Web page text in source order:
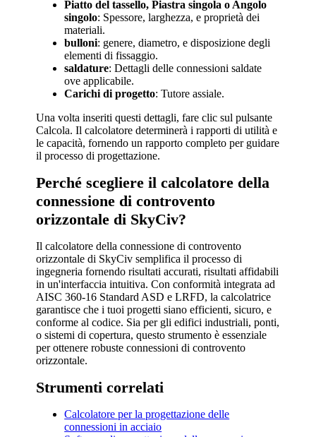
Piatto del tassello, Piastra singola o Angolo
singolo: Spessore, larghezza, e proprietà dei
materiali.
bulloni: genere, diametro, e disposizione degli
elementi di fissaggio.
saldature: Dettagli delle connessioni saldate
ove applicabile.
Carichi di progetto: Tutore assiale.
Una volta inseriti questi dettagli, fare clic sul pulsante
Calcola. Il calcolatore determinerà i rapporti di utilità e
le capacità, fornendo un rapporto completo per guidare
il processo di progettazione.
Perché scegliere il calcolatore della
connessione di controvento
orizzontale di SkyCiv?
Il calcolatore della connessione di controvento
orizzontale di SkyCiv semplifica il processo di
ingegneria fornendo risultati accurati, risultati affidabili
in un'interfaccia intuitiva. Con conformità integrata ad
AISC 360-16 Standard ASD e LRFD, la calcolatrice
garantisce che i tuoi progetti siano efficienti, sicuro, e
conforme al codice. Sia per gli edifici industriali, ponti,
o sistemi di copertura, questo strumento è essenziale
per ottenere robuste connessioni di controvento
orizzontale.
Strumenti correlati
Calcolatore per la progettazione delle
connessioni in acciaio